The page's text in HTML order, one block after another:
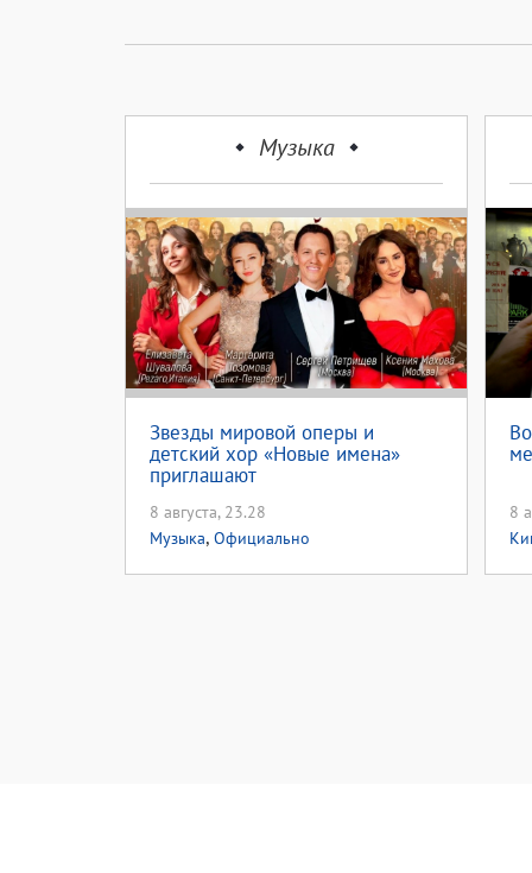
Музыка
Звезды мировой оперы и
детский хор «Новые имена»
приглашают
8 августа, 23.28
Музыка, Официально
8